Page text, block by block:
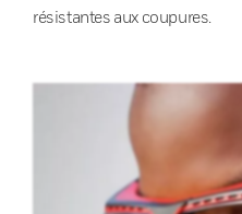
résistantes aux coupures.